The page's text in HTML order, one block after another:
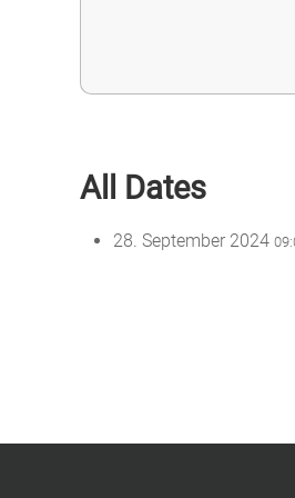
All Dates
28. September 2024